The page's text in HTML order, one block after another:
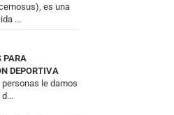
es una
...
PARA
DEPORTIVA
personas le damos